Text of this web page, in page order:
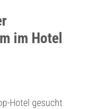
im Hotel
Hotel gesucht